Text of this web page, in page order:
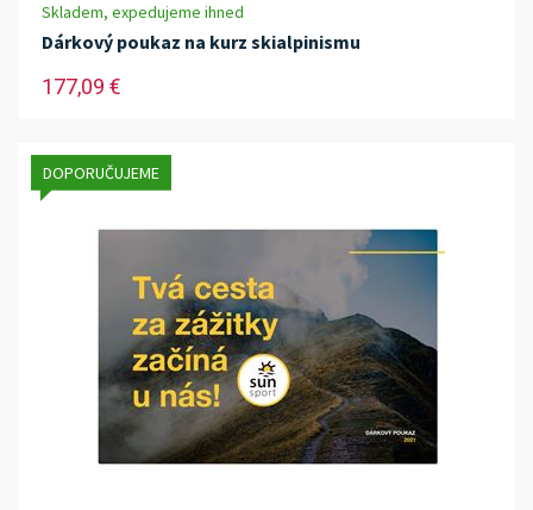
Skladem, expedujeme ihned
Dárkový poukaz na kurz skialpinismu
177,09 €
DOPORUČUJEME